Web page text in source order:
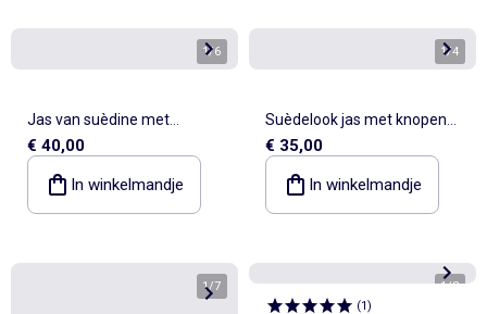
1/6
Jas van suèdine met
opgestikte zakken
€ 40,00
In winkelmandje
1/4
Suèdelook jas met knopen
en opgestikte zakken
€ 35,00
In winkelmandje
1/7 1/8
(1)